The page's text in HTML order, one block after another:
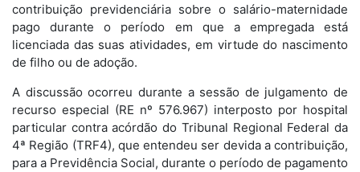
contribuição previdenciária sobre o salário-maternidade
pago durante o período em que a empregada está
licenciada das suas atividades, em virtude do nascimento
de filho ou de adoção.
A discussão ocorreu durante a sessão de julgamento de
recurso especial (RE nº 576.967) interposto por hospital
particular contra acórdão do Tribunal Regional Federal da
4ª Região (TRF4), que entendeu ser devida a contribuição,
para a Previdência Social, durante o período de pagamento